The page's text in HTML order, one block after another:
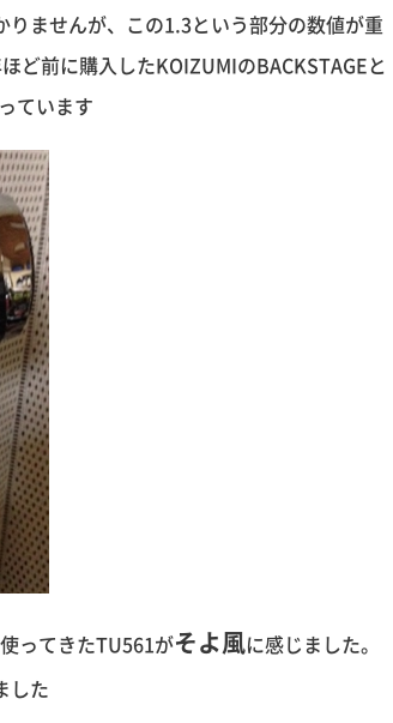
ませんが、この1.3という部分の数値が重
ど前に購入したKOIZUMIのBACKSTAGEと
ています
ってきたTU561がそよ風に感じました。
した